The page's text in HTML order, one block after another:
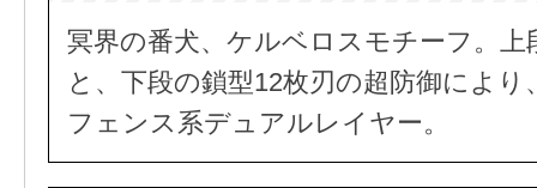
冥界の番犬、ケルベロスモチーフ。上
と、下段の鎖型12枚刃の超防御によ
フェンス系デュアルレイヤー。